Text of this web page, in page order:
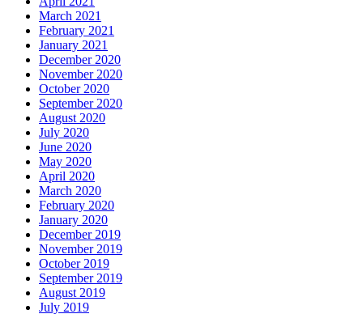
March 2021
February 2021
January 2021
December 2020
November 2020
October 2020
September 2020
August 2020
July 2020
June 2020
May 2020
April 2020
March 2020
February 2020
January 2020
December 2019
November 2019
October 2019
September 2019
August 2019
July 2019